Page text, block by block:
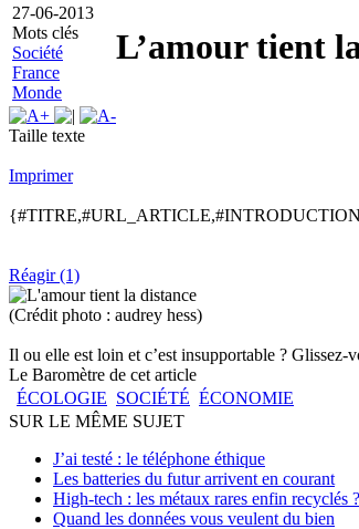
27-06-2013
Mots clés
Société
France
Monde
L’amour tient
Taille texte
Imprimer
Réagir (1)
(Crédit photo : audrey hess)
Il ou elle est loin et c’est insupportable ?
Le Baromètre de cet article
ÉCOLOGIE SOCIÉTÉ ÉCONOMIE
SUR LE MÊME SUJET
J’ai testé : le téléphone éthique
Les batteries du futur arrivent en courant
High-tech : les métaux rares enfin recyclés ?
Quand les données vous veulent du bien